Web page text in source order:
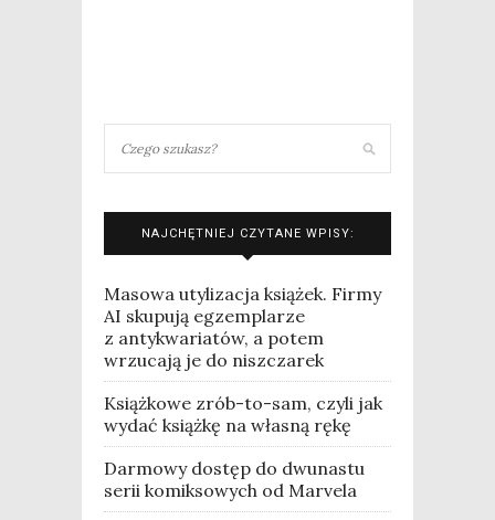
NAJCHĘTNIEJ CZYTANE WPISY:
Masowa utylizacja książek. Firmy
AI skupują egzemplarze
z antykwariatów, a potem
wrzucają je do niszczarek
Książkowe zrób-to-sam, czyli jak
wydać książkę na własną rękę
Darmowy dostęp do dwunastu
serii komiksowych od Marvela